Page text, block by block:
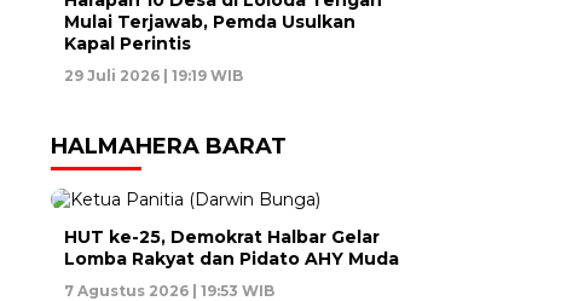
Mulai Terjawab, Pemda Usulkan
Kapal Perintis
29 Juli 2026 | 19:19 WIB
HALMAHERA BARAT
HUT ke-25, Demokrat Halbar Gelar
Lomba Rakyat dan Pidato AHY Muda
7 Agustus 2026 | 19:53 WIB